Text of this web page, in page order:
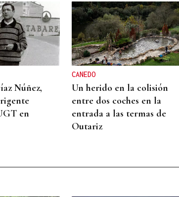
Núñez,
en
CANEDO
Un herido en la colisión
entre dos coches en la
entrada a las termas de
Outariz